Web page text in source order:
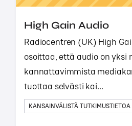
High Gain Audio
Radiocentren (UK) High
osoittaa, että audio on yksi
kannattavimmista
tuottaa selvästi kai...
KANSAINVÄLISTÄ TUTKIMUSTIETOA